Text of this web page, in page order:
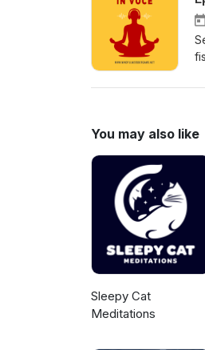
You may also like
Sleepy Cat
Meditations